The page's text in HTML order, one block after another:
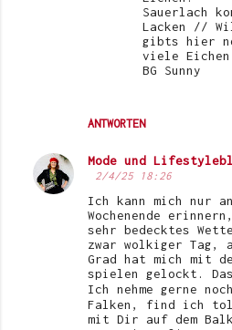
ANTWORTEN
Sauerlach
Lacken //
gibts hier
viele
BG Sunny
Mode und
2/4/25 18:26
Ich kann mich nur
Wochenende
sehr bedecktes
zwar wolkiger Tag,
Grad hat mich mit
spielen gelockt.
Ich nehme gerne
Falken, find ich
mit Dir auf dem